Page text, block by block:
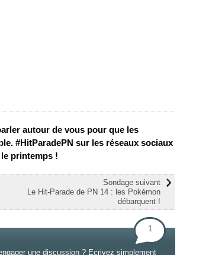
autour de vous pour que les
#HitParadePN sur les réseaux sociaux
printemps !
Sondage suivant
Le Hit-Parade de PN 14 : les Pokémon
débarquent !
1
une discussion ? Ecrivez simplement